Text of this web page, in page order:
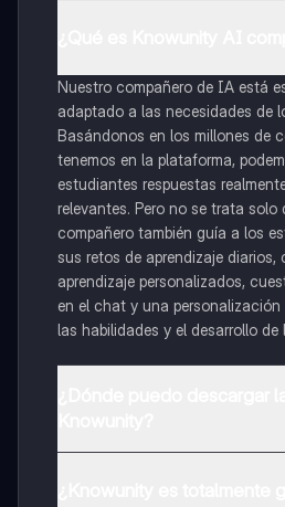
Nuestro compañero de IA está
adaptado a las necesidades de
Basándonos en los millones de
tenemos en la plataforma,
estudiantes respuestas
relevantes. Pero no se trata solo
compañero también guía a los
sus retos de aprendizaje diarios,
aprendizaje personalizados,
en el chat y una personalización
las habilidades y el desarrollo de